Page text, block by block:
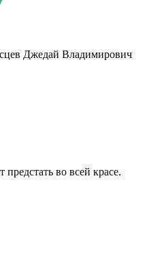
Джедай Владимирович
во всей красе.